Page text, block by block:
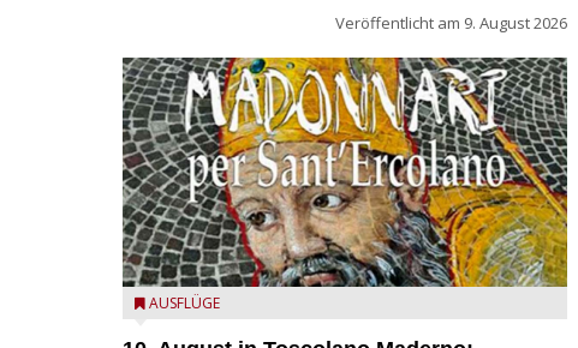
Veröffentlicht am 9. August 2026
Toscolano Maderno: "Madonnari per Sant'Ercolano"
AUSFLÜGE